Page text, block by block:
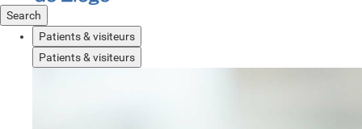
Search
Patients & visiteurs
Patients & visiteurs